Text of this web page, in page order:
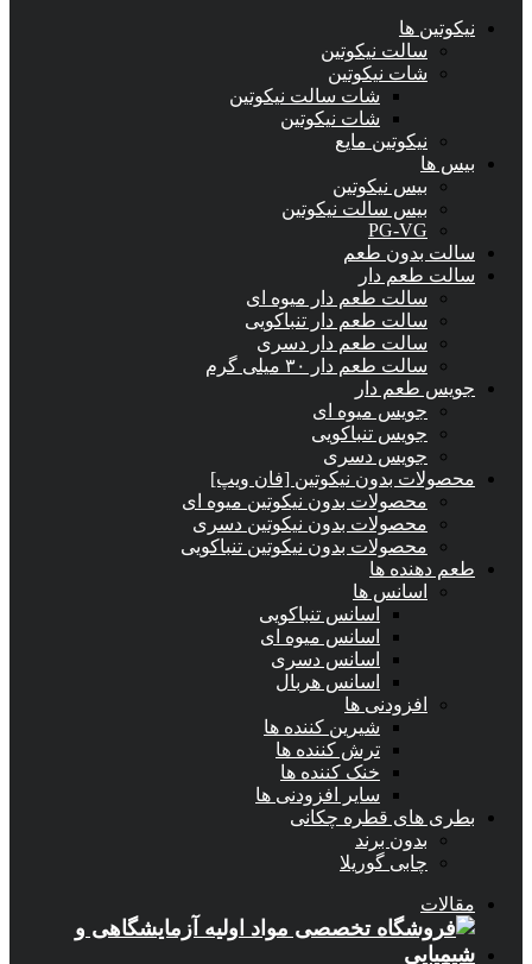
نیکوتین ها
سالت نیکوتین
شات نیکوتین
شات سالت نیکوتین
شات نیکوتین
نیکوتین مایع
بیس ها
بیس نیکوتین
بیس سالت نیکوتین
PG-VG
سالت بدون طعم
سالت طعم دار
سالت طعم دار میوه ای
سالت طعم دار تنباکویی
سالت طعم دار دسری
سالت طعم دار ۳۰ میلی گرم
جویس طعم دار
جویس میوه ای
جویس تنباکویی
جویس دسری
محصولات بدون نیکوتین [فان ویپ]
محصولات بدون نیکوتین میوه ای
محصولات بدون نیکوتین دسری
محصولات بدون نیکوتین تنباکویی
طعم دهنده ها
اسانس‌ ها
اسانس تنباکویی
اسانس میوه ای
اسانس دسری
اسانس هربال
افزودنی ها
شیرین کننده ها
ترش کننده ها
خنک کننده ها
سایر افزودنی ها
بطری های قطره چکانی
بدون برند
چابی گوریلا
مقالات